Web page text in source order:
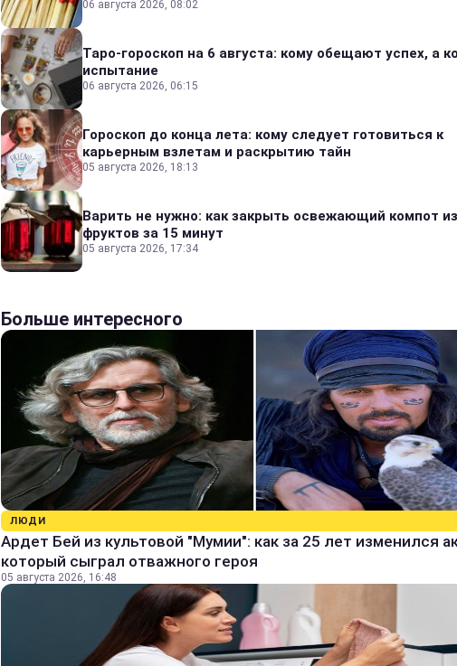
06 августа 2026, 08:02
Таро-гороскоп на 6 августа: кому обещают успех, а
испытание
06 августа 2026, 06:15
Гороскоп до конца лета: кому следует готовиться к
карьерным взлетам и раскрытию тайн
05 августа 2026, 18:13
Варить не нужно: как закрыть освежающий компот
фруктов за 15 минут
05 августа 2026, 17:34
Больше интересного
ЛЮДИ
Ардет Бей из культовой "Мумии": как за 25 лет изменился
который сыграл отважного героя
05 августа 2026, 16:48